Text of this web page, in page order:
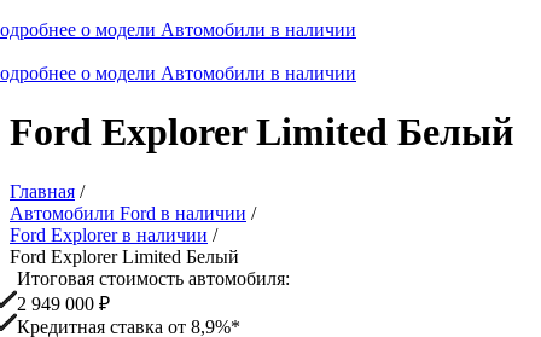
о модели Автомобили в наличии
о модели Автомобили в наличии
Ford Explorer Limited Белый
Главная /
Автомобили Ford в наличии /
Ford Explorer в наличии /
Ford Explorer Limited Белый
Итоговая стоимость автомобиля:
2 949 000 ₽
Кредитная ставка от 8,9%*